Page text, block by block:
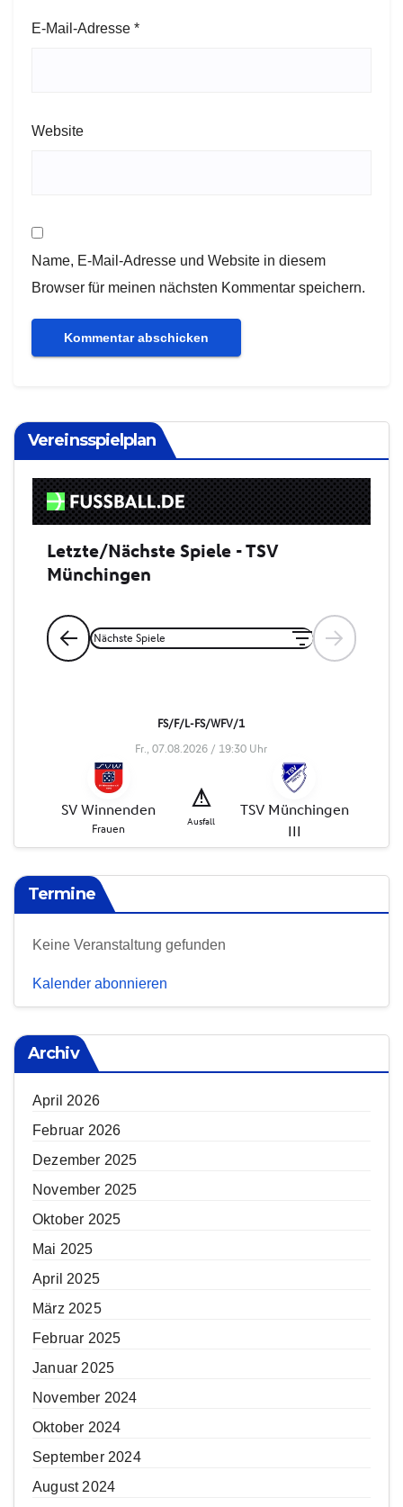
E-Mail-Adresse *
Website
Name, E-Mail-Adresse und Website in diesem
Browser für meinen nächsten Kommentar speichern.
Vereinsspielplan
Termine
Keine Veranstaltung gefunden
Kalender abonnieren
Archiv
April 2026
Februar 2026
Dezember 2025
November 2025
Oktober 2025
Mai 2025
April 2025
März 2025
Februar 2025
Januar 2025
November 2024
Oktober 2024
September 2024
August 2024